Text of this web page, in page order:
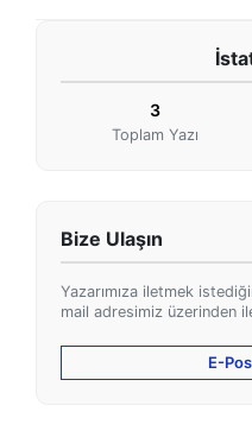
3
Toplam Yazı
Bize Ulaşın
Yazarımıza iletmek
mail adresimiz üzerinden
E-